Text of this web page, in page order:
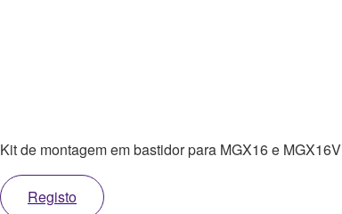
Kit de montagem em bastidor para MGX16 e MGX16V
Registo